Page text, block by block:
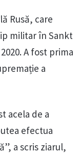
Rusă, care
militar în Sankt
A fost prima
a
acela de a
efectua
a scris ziarul,